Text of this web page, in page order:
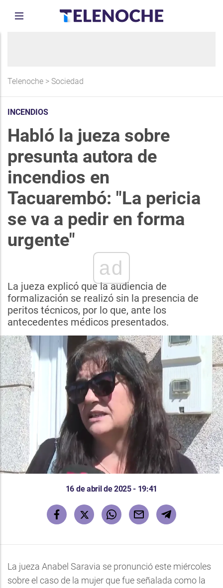
Telenoche > Sociedad
INCENDIOS
Habló la jueza sobre
presunta autora de
incendios en
Tacuarembó: "La pericia
se va a pedir en forma
urgente"
ad
La jueza explicó que la audiencia de
formalización se realizó sin la presencia de
peritos técnicos, por lo que, ante los
antecedentes médicos presentados.
16 de abril de 2025 - 19:41
La jueza Anabel Saravia se pronunció este miércoles
sobre el caso de la mujer que fue señalada como la